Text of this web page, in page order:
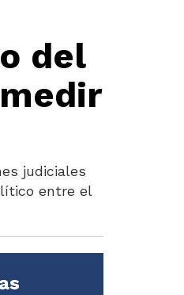
del
judiciales
entre el